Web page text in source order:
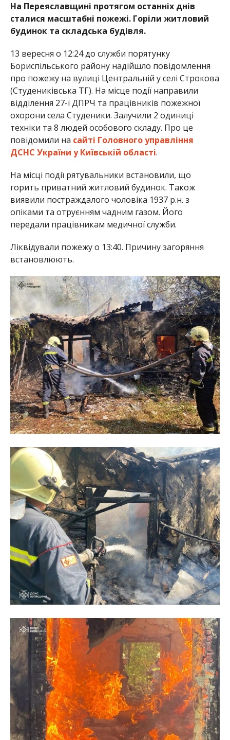
На Переяславщині протягом останніх днів
сталися масштабні пожежі. Горіли житловий
будинок та складська будівля.
13 вересня о 12:24 до служби порятунку
Бориспільського району надійшло повідомлення
про пожежу на вулиці Центральній у селі Строкова
(Студениківська ТГ). На місце події направили
відділення 27-ї ДПРЧ та працівників пожежної
охорони села Студеники. Залучили 2 одиниці
техніки та 8 людей особового складу. Про це
повідомили на сайті Головного управління
ДСНС України у Київській області.
На місці події рятувальники встановили, що
горить приватний житловий будинок. Також
виявили постраждалого чоловіка 1937 р.н. з
опіками та отруєнням чадним газом. Його
передали працівникам медичної служби.
Ліквідували пожежу о 13:40. Причину загоряння
встановлюють.